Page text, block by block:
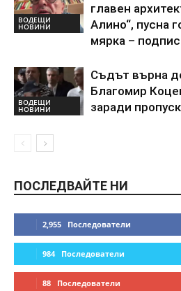
ВОДЕЩИ
НОВИНИ
главен
Алино“, пусна
мярка –
ВОДЕЩИ
НОВИНИ
Съдът върна
Благомир
заради
ПОСЛЕДВАЙТЕ НИ
2,955 Последователи
984 Последователи
88 Последователи